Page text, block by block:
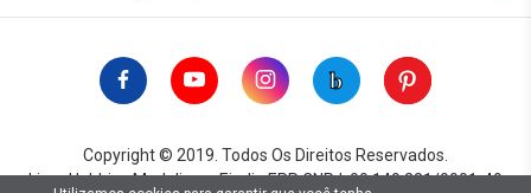
Copyright © 2019. Todos Os Direitos Reservados.
Lima Hobbies Modelismo Eireli - EPP CNPJ: 00.149.281/0001-49